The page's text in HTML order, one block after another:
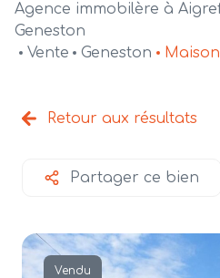
accueil
vente
agences
estimation
Agence immobilère à Aigrefeuille-Sur-Maine et
Geneston
Vente
Geneston Maison
Retour aux résultats
Partager ce bien
Vendu